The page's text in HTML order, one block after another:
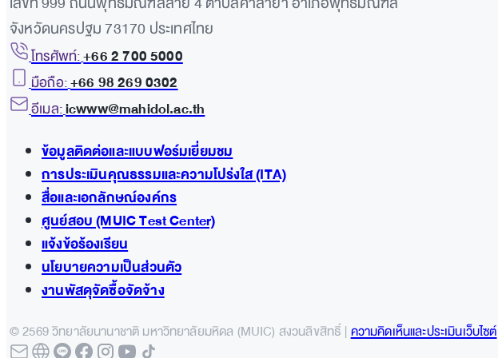
จังหวัดนครปฐม 73170 ประเทศไทย
โทรศัพท์:+66 2 700 5000
มือถือ:+66 98 269 0302
อีเมล:icwww@mahidol.ac.th
ข้อมูลติดต่อและแบบฟอร์มเยี่ยมชม
การประเมินคุณธรรมและความโปร่งใส (ITA)
สื่อและเอกลักษณ์องค์กร
ศูนย์สอบ (MUIC Test Center)
แจ้งข้อร้องเรียน
นโยบายความเป็นส่วนตัว
งานพัสดุจัดซื้อจัดจ้าง
© 2569 วิทยาลัยนานาชาติ มหาวิทยาลัยมหิดล (MUIC) สงวนลิขสิทธิ์ |ความคิดเห็นและประเมินเว็บไซต์